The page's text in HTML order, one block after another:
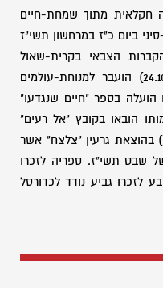
חקלאית מתוך שמחת-חיים
ביום כ"ז במרחשון תשי"ז
הקברות הצבאי בקרית-שאול
וביום כ"ט בתשרי תשי"ח (24.10.1957) הועבר למנוחת-עולמים
הועלה בספר "חיים שנגדעו"
הובאו בקובץ "אל רעים"
בהוצאת גרעין "צלצח" אשר
שבט תשי"ז. ספריה לזכרו
לזכרו גביע נודד לכדורסל